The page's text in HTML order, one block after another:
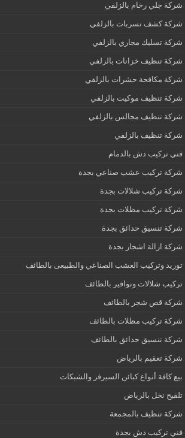
شركة جلي رخام بالزلفي
شركة كشف تسربات بالزلفي
شركة تسليك مجاري بالزلفي
شركة تنظيف خزانات بالزلفي
شركة مكافحة حشرات بالزلفي
شركة تنظيف موكيت بالزلفي
شركة تنظيف مجالس بالزلفي
شركة تنظيف بالزلفي
فني تركيب دش بالدمام
شركة تركيب عشب صناعي بجدة
شركة تركيب شلالات بجدة
شركة تركيب مظلات بجدة
شركة تنسيق حدائق بجدة
شركة ازالة اشجار بجدة
توريد وتركيب العشب الصناعي والطبيعى بالطائف
تركيب شلالات ونوافير بالطائف
شركة قص شجر بالطائف
شركة تركيب مظلات بالطائف
شركة تنسيق حدائق بالطائف
شركة تعقيم بالرياض
بيع كافة أنواع كبائن السيرفر والشبكات
تلقيح نخل بالرياض
شركة تنظيف بالمجمعة
فني تركيب دش بجدة